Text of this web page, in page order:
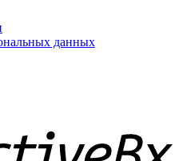
данных